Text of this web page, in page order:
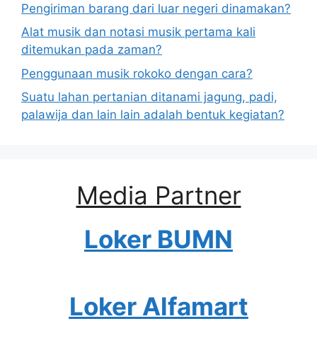
Pengiriman barang dari luar negeri dinamakan?
Alat musik dan notasi musik pertama kali
ditemukan pada zaman?
Penggunaan musik rokoko dengan cara?
Suatu lahan pertanian ditanami jagung, padi,
palawija dan lain lain adalah bentuk kegiatan?
Media Partner
Loker BUMN
Loker Alfamart